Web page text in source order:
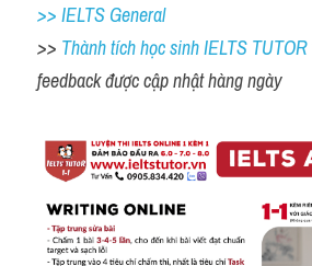
>> IELTS General
>> Thành tích học sinh IELTS TUTOR
feedback được cập nhật hàng ngày